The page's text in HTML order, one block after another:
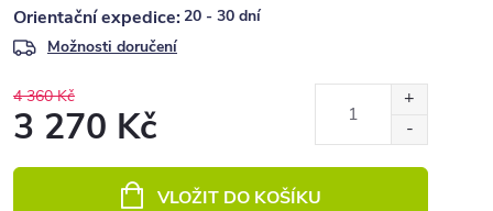
20 - 30 dní
Možnosti doručení
4 360 Kč
3 270 Kč
VLOŽIT DO KOŠÍKU